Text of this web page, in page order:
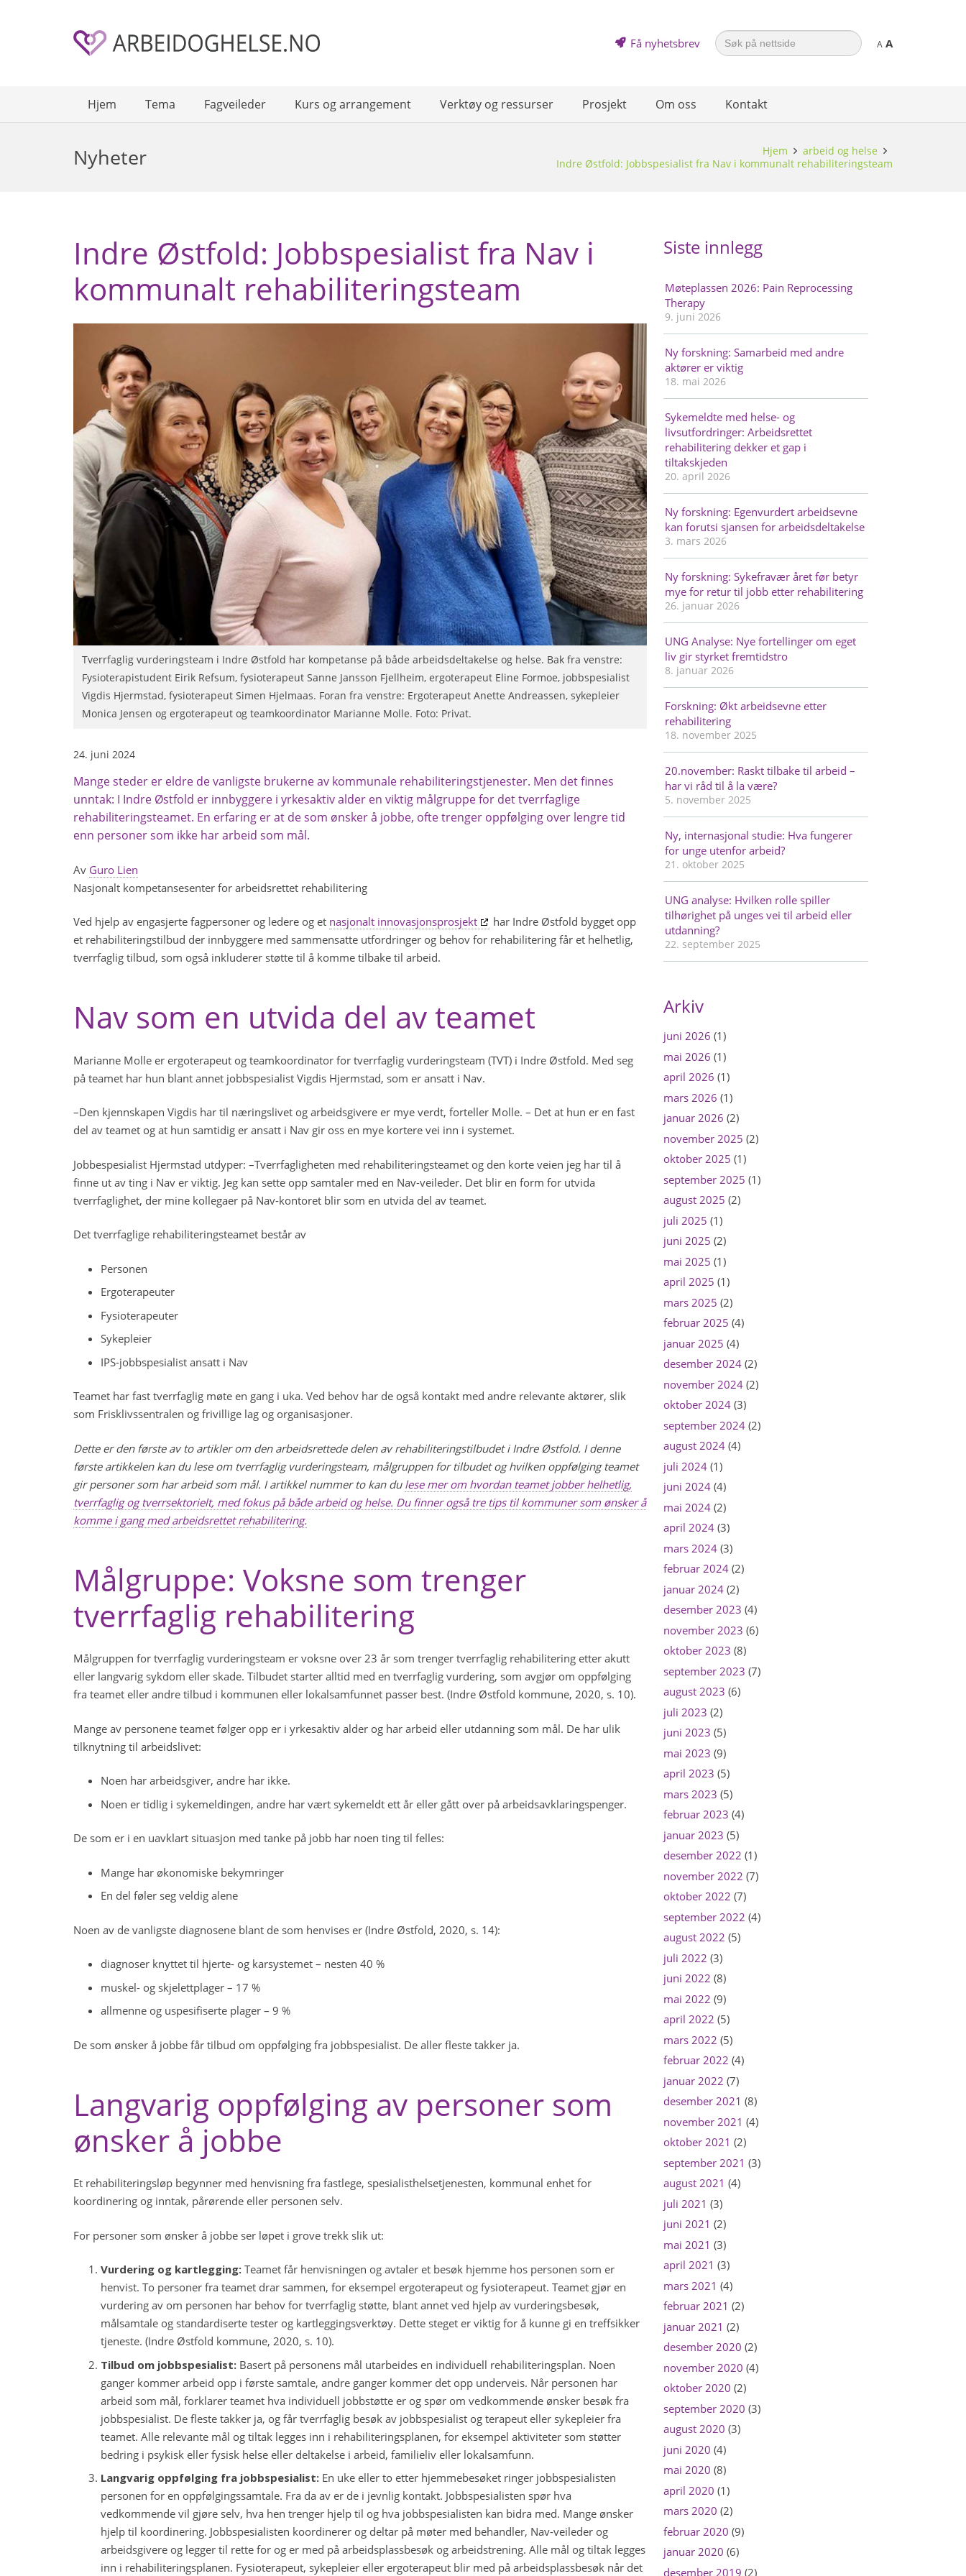
Få nyhetsbrev
Search
for: A A
Hjem Tema Fagveileder Kurs og arrangement Verktøy og ressurser Prosjekt Om oss Kontakt
Nyheter Hjem
arbeid og helse
Indre Østfold: Jobbspesialist fra Nav i kommunalt rehabiliteringsteam
Indre Østfold: Jobbspesialist fra Nav i
kommunalt rehabiliteringsteam
Tverrfaglig vurderingsteam i Indre Østfold har kompetanse på både arbeidsdeltakelse og helse. Bak fra venstre:
Fysioterapistudent Eirik Refsum, fysioterapeut Sanne Jansson Fjellheim, ergoterapeut Eline Formoe, jobbspesialist
Vigdis Hjermstad, fysioterapeut Simen Hjelmaas. Foran fra venstre: Ergoterapeut Anette Andreassen, sykepleier
Monica Jensen og ergoterapeut og teamkoordinator Marianne Molle. Foto: Privat.
24. juni 2024
Mange steder er eldre de vanligste brukerne av kommunale rehabiliteringstjenester. Men det finnes
unntak: I Indre Østfold er innbyggere i yrkesaktiv alder en viktig målgruppe for det tverrfaglige
rehabiliteringsteamet. En erfaring er at de som ønsker å jobbe, ofte trenger oppfølging over lengre tid
enn personer som ikke har arbeid som mål.
Av Guro Lien
Nasjonalt kompetansesenter for arbeidsrettet rehabilitering
Ved hjelp av engasjerte fagpersoner og ledere og et nasjonalt innovasjonsprosjekt
har Indre Østfold bygget opp
et rehabiliteringstilbud der innbyggere med sammensatte utfordringer og behov for rehabilitering får et helhetlig,
tverrfaglig tilbud, som også inkluderer støtte til å komme tilbake til arbeid.
Nav som en utvida del av teamet
Marianne Molle er ergoterapeut og teamkoordinator for tverrfaglig vurderingsteam (TVT) i Indre Østfold. Med seg
på teamet har hun blant annet jobbspesialist Vigdis Hjermstad, som er ansatt i Nav.
–Den kjennskapen Vigdis har til næringslivet og arbeidsgivere er mye verdt, forteller Molle. – Det at hun er en fast
del av teamet og at hun samtidig er ansatt i Nav gir oss en mye kortere vei inn i systemet.
Jobbespesialist Hjermstad utdyper: –Tverrfagligheten med rehabiliteringsteamet og den korte veien jeg har til å
finne ut av ting i Nav er viktig. Jeg kan sette opp samtaler med en Nav-veileder. Det blir en form for utvida
tverrfaglighet, der mine kollegaer på Nav-kontoret blir som en utvida del av teamet.
Det tverrfaglige rehabiliteringsteamet består av
Personen
Ergoterapeuter
Fysioterapeuter
Sykepleier
IPS-jobbspesialist ansatt i Nav
Teamet har fast tverrfaglig møte en gang i uka. Ved behov har de også kontakt med andre relevante aktører, slik
som Frisklivssentralen og frivillige lag og organisasjoner.
Dette er den første av to artikler om den arbeidsrettede delen av rehabiliteringstilbudet i Indre Østfold. I denne
første artikkelen kan du lese om tverrfaglig vurderingsteam, målgruppen for tilbudet og hvilken oppfølging teamet
gir personer som har arbeid som mål. I artikkel nummer to kan du lese mer om hvordan teamet jobber helhetlig,
tverrfaglig og tverrsektorielt, med fokus på både arbeid og helse. Du finner også tre tips til kommuner som ønsker å
komme i gang med arbeidsrettet rehabilitering.
Målgruppe: Voksne som trenger
tverrfaglig rehabilitering
Målgruppen for tverrfaglig vurderingsteam er voksne over 23 år som trenger tverrfaglig rehabilitering etter akutt
eller langvarig sykdom eller skade. Tilbudet starter alltid med en tverrfaglig vurdering, som avgjør om oppfølging
fra teamet eller andre tilbud i kommunen eller lokalsamfunnet passer best. (Indre Østfold kommune, 2020, s. 10).
Mange av personene teamet følger opp er i yrkesaktiv alder og har arbeid eller utdanning som mål. De har ulik
tilknytning til arbeidslivet:
Noen har arbeidsgiver, andre har ikke.
Noen er tidlig i sykemeldingen, andre har vært sykemeldt ett år eller gått over på arbeidsavklaringspenger.
De som er i en uavklart situasjon med tanke på jobb har noen ting til felles:
Mange har økonomiske bekymringer
En del føler seg veldig alene
Noen av de vanligste diagnosene blant de som henvises er (Indre Østfold, 2020, s. 14):
diagnoser knyttet til hjerte- og karsystemet – nesten 40 %
muskel- og skjelettplager – 17 %
allmenne og uspesifiserte plager – 9 %
De som ønsker å jobbe får tilbud om oppfølging fra jobbspesialist. De aller fleste takker ja.
Langvarig oppfølging av personer som
ønsker å jobbe
Et rehabiliteringsløp begynner med henvisning fra fastlege, spesialisthelsetjenesten, kommunal enhet for
koordinering og inntak, pårørende eller personen selv.
For personer som ønsker å jobbe ser løpet i grove trekk slik ut:
Vurdering og kartlegging:Teamet får henvisningen og avtaler et besøk hjemme hos personen som er
henvist. To personer fra teamet drar sammen, for eksempel ergoterapeut og fysioterapeut. Teamet gjør en
vurdering av om personen har behov for tverrfaglig støtte, blant annet ved hjelp av vurderingsbesøk,
målsamtale og standardiserte tester og kartleggingsverktøy. Dette steget er viktig for å kunne gi en treffsikker
tjeneste. (Indre Østfold kommune, 2020, s. 10).
Tilbud om jobbspesialist: Basert på personens mål utarbeides en individuell rehabiliteringsplan. Noen
ganger kommer arbeid opp i første samtale, andre ganger kommer det opp underveis. Når personen har
arbeid som mål, forklarer teamet hva individuell jobbstøtte er og spør om vedkommende ønsker besøk fra
jobbspesialist. De fleste takker ja, og får tverrfaglig besøk av jobbspesialist og terapeut eller sykepleier fra
teamet. Alle relevante mål og tiltak legges inn i rehabiliteringsplanen, for eksempel aktiviteter som støtter
bedring i psykisk eller fysisk helse eller deltakelse i arbeid, familieliv eller lokalsamfunn.
Langvarig oppfølging fra jobbspesialist: En uke eller to etter hjemmebesøket ringer jobbspesialisten
personen for en oppfølgingssamtale. Fra da av er de i jevnlig kontakt. Jobbspesialisten spør hva
vedkommende vil gjøre selv, hva hen trenger hjelp til og hva jobbspesialisten kan bidra med. Mange ønsker
hjelp til koordinering. Jobbspesialisten koordinerer og deltar på møter med behandler, Nav-veileder og
arbeidsgivere og legger til rette for og er med på arbeidsplassbesøk og arbeidstrening. Alle mål og tiltak legges
inn i rehabiliteringsplanen. Fysioterapeut, sykepleier eller ergoterapeut blir med på arbeidsplassbesøk når det
Siste innlegg
Møteplassen 2026: Pain Reprocessing
Therapy
9. juni 2026
Ny forskning: Samarbeid med andre
aktører er viktig
18. mai 2026
Sykemeldte med helse- og
livsutfordringer: Arbeidsrettet
rehabilitering dekker et gap i
tiltakskjeden
20. april 2026
Ny forskning: Egenvurdert arbeidsevne
kan forutsi sjansen for arbeidsdeltakelse
3. mars 2026
Ny forskning: Sykefravær året før betyr
mye for retur til jobb etter rehabilitering
26. januar 2026
UNG Analyse: Nye fortellinger om eget
liv gir styrket fremtidstro
8. januar 2026
Forskning: Økt arbeidsevne etter
rehabilitering
18. november 2025
20.november: Raskt tilbake til arbeid –
har vi råd til å la være?
5. november 2025
Ny, internasjonal studie: Hva fungerer
for unge utenfor arbeid?
21. oktober 2025
UNG analyse: Hvilken rolle spiller
tilhørighet på unges vei til arbeid eller
utdanning?
22. september 2025
Arkiv
juni 2026 (1)
mai 2026 (1)
april 2026 (1)
mars 2026 (1)
januar 2026 (2)
november 2025 (2)
oktober 2025 (1)
september 2025 (1)
august 2025 (2)
juli 2025 (1)
juni 2025 (2)
mai 2025 (1)
april 2025 (1)
mars 2025 (2)
februar 2025 (4)
januar 2025 (4)
desember 2024(2)
november 2024(2)
oktober 2024(3)
september 2024(2)
august 2024(4)
juli 2024(1)
juni 2024(4)
mai 2024(2)
april 2024(3)
mars 2024(3)
februar 2024(2)
januar 2024(2)
desember 2023 (4)
november 2023 (6)
oktober 2023 (8)
september 2023 (7)
august 2023 (6)
juli 2023 (2)
juni 2023 (5)
mai 2023 (9)
april 2023 (5)
mars 2023 (5)
februar 2023 (4)
januar 2023 (5)
desember 2022 (1)
november 2022 (7)
oktober 2022 (7)
september 2022 (4)
august 2022 (5)
juli 2022 (3)
juni 2022 (8)
mai 2022 (9)
april 2022 (5)
mars 2022 (5)
februar 2022 (4)
januar 2022 (7)
desember 2021 (8)
november 2021 (4)
oktober 2021 (2)
september 2021 (3)
august 2021 (4)
juli 2021 (3)
juni 2021 (2)
mai 2021 (3)
april 2021 (3)
mars 2021 (4)
februar 2021 (2)
januar 2021 (2)
desember 2020 (2)
november 2020 (4)
oktober 2020 (2)
september 2020 (3)
august 2020 (3)
juni 2020 (4)
mai 2020 (8)
april 2020 (1)
mars 2020 (2)
februar 2020 (9)
januar 2020 (6)
desember 2019 (2)